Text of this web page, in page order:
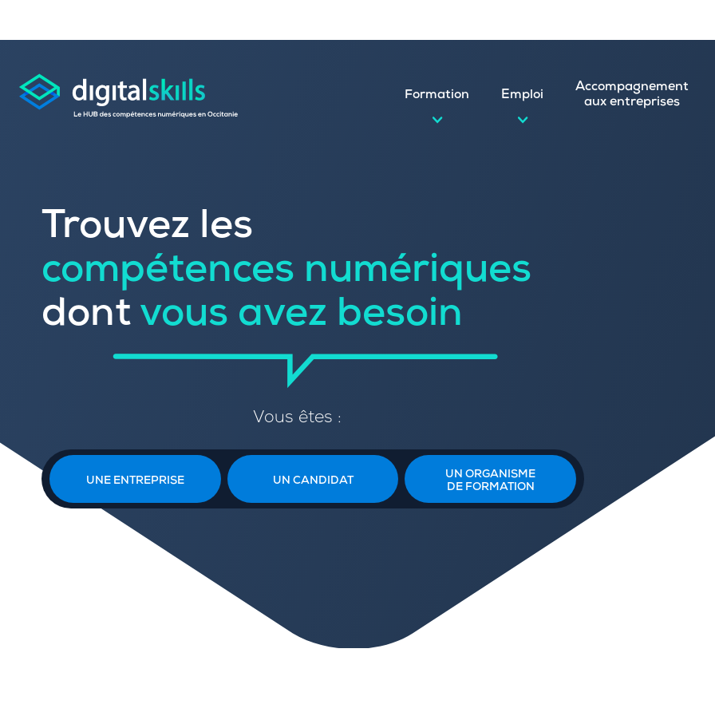
Formation
Rechercher une formation dans le numérique
Référencer votre offre de formation
Emploi
Publier vos offres d’emploi
Trouver un candidat (CVthèque)
Sourcer une école
Accompagnement
aux entreprises
Trouvez les
compétences numériques
dont vous avez besoin
Vous êtes :
UNE ENTREPRISE UN CANDIDAT
UN ORGANISME
DE FORMATION